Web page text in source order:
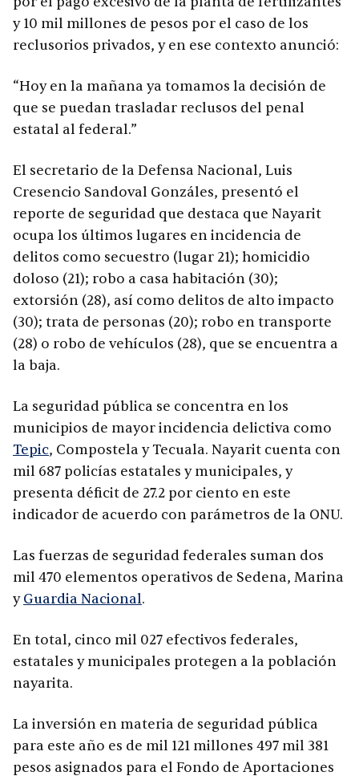
y 10 mil millones de pesos por el caso de los
reclusorios privados, y en ese contexto anunció:
“Hoy en la mañana ya tomamos la decisión de
que se puedan trasladar reclusos del penal
estatal al federal.”
El secretario de la Defensa Nacional, Luis
Cresencio Sandoval Gonzáles, presentó el
reporte de seguridad que destaca que Nayarit
ocupa los últimos lugares en incidencia de
delitos como secuestro (lugar 21); homicidio
doloso (21); robo a casa habitación (30);
extorsión (28), así como delitos de alto impacto
(30); trata de personas (20); robo en transporte
(28) o robo de vehículos (28), que se encuentra a
la baja.
La seguridad pública se concentra en los
municipios de mayor incidencia delictiva como
Tepic, Compostela y Tecuala. Nayarit cuenta con
mil 687 policías estatales y municipales, y
presenta déficit de 27.2 por ciento en este
indicador de acuerdo con parámetros de la ONU.
Las fuerzas de seguridad federales suman dos
mil 470 elementos operativos de Sedena, Marina
yGuardia Nacional.
En total, cinco mil 027 efectivos federales,
estatales y municipales protegen a la población
nayarita.
La inversión en materia de seguridad pública
para este año es de mil 121 millones 497 mil 381
pesos asignados para el Fondo de Aportaciones